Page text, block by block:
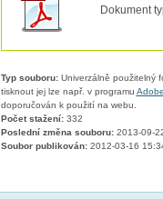
Dokument
Typ souboru:Univerzálně použitelný
tisknout jej lze např. v programu
doporučován k použití na webu.
Počet stažení:332
Poslední změna souboru:2013-09-
Soubor publikován:2012-03-16